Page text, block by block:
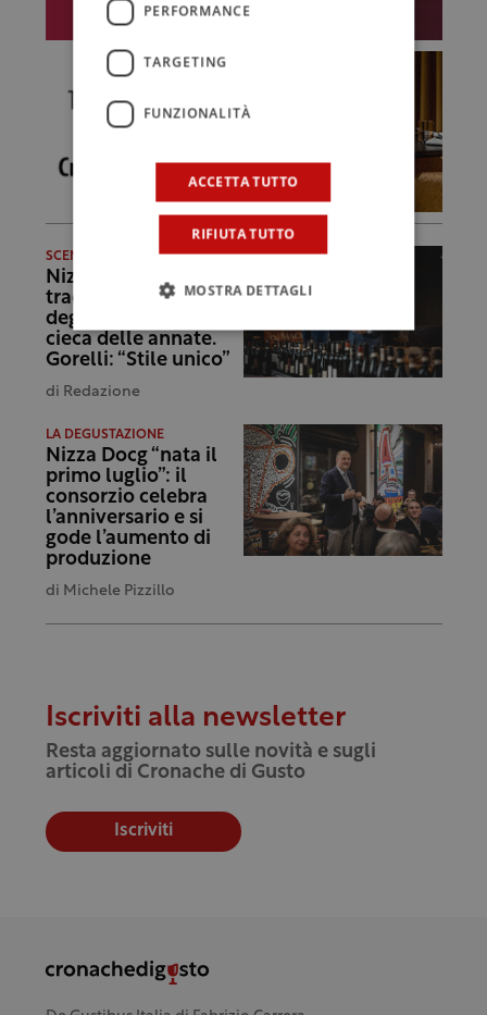
SCENARI
Nizza Docg,
tradizionale
degustazione alla
cieca delle annate.
Gorelli: “Stile unico”
di Redazione
LA DEGUSTAZIONE
Nizza Docg “nata il
primo luglio”: il
consorzio celebra
l’anniversario e si
gode l’aumento di
produzione
di Michele Pizzillo
Iscriviti alla newsletter
Resta aggiornato sulle novità e sugli
articoli di Cronache di Gusto
Iscriviti
PERFORMANCE
TARGETING
FUNZIONALITÀ
ACCETTA TUTTO
RIFIUTA TUTTO
MOSTRA DETTAGLI